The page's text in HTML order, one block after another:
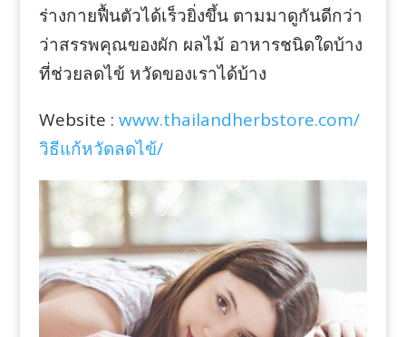
ร่างกายฟื้นตัวได้เร็วยิ่งขึ้น ตามมาดูกันดีกว่า
ว่าสรรพคุณของผัก ผลไม้ อาหารชนิดใดบ้าง
ที่ช่วยลดไข้ หวัดของเราได้บ้าง
Website : www.thailandherbstore.com/
วิธีแก้หวัดลดไข้/